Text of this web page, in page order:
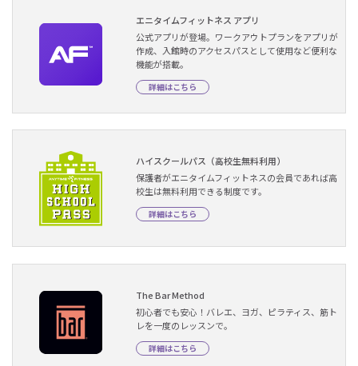
エニタイムフィットネス アプリ
公式アプリが登場。ワークアウトプランをアプリが
作成、入館時のアクセスパスとして使用など便利な
機能が搭載。
詳細はこちら
ハイスクールパス（高校生無料利用）
保護者がエニタイムフィットネスの会員であれば高
校生は無料利用できる制度です。
詳細はこちら
The Bar Method
初心者でも安心！バレエ、ヨガ、ピラティス、筋ト
レを一度のレッスンで。
詳細はこちら